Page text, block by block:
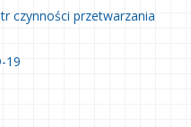
czynności przetwarzania
19